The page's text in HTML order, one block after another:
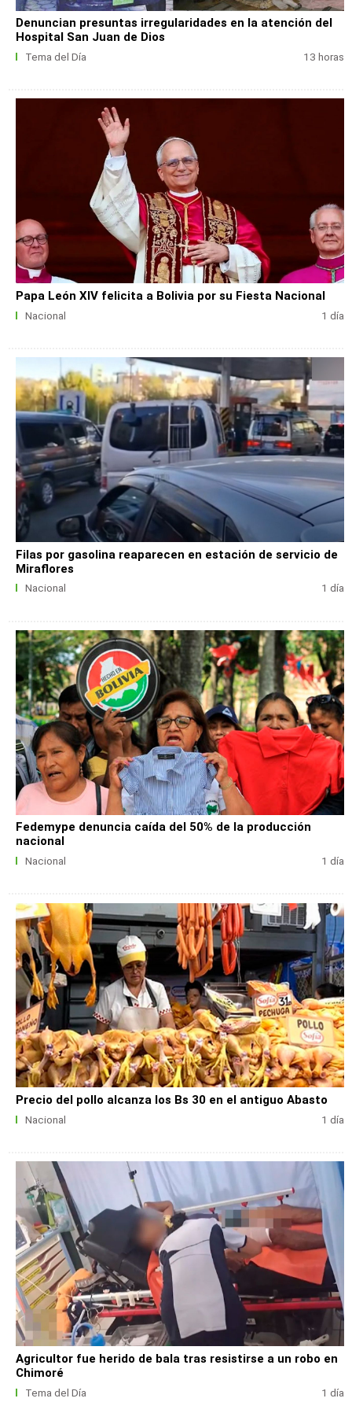
Denuncian presuntas irregularidades en la atención del
Hospital San Juan de Dios
Tema del Día 13 horas
Papa León XIV felicita a Bolivia por su Fiesta Nacional
Nacional 1 día
Filas por gasolina reaparecen en estación de servicio de
Miraflores
Nacional 1 día
Fedemype denuncia caída del 50% de la producción
nacional
Nacional 1 día
Precio del pollo alcanza los Bs 30 en el antiguo Abasto
Nacional 1 día
Agricultor fue herido de bala tras resistirse a un robo en
Chimoré
Tema del Día 1 día